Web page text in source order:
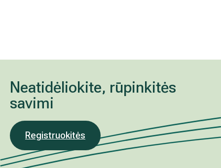
Neatidėliokite, rūpinkitės
savimi
Registruokitės